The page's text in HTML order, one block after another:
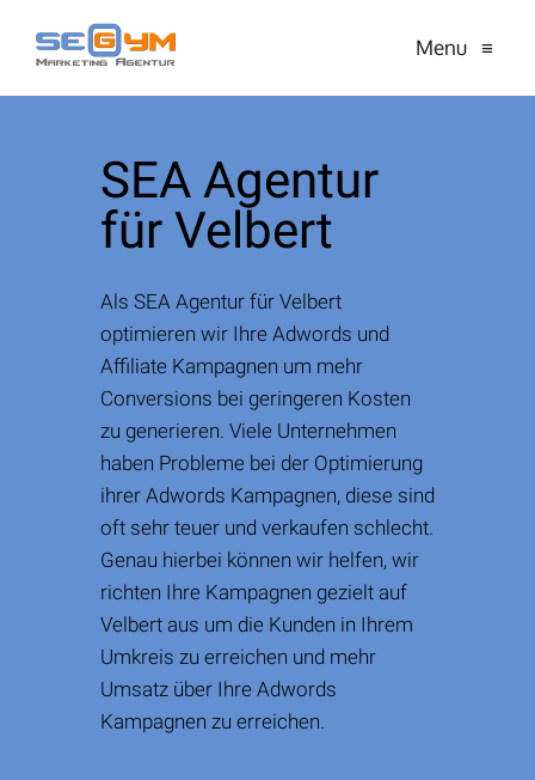
Menu ≡
SEA Agentur
für Velbert
Als SEA Agentur für Velbert
optimieren wir Ihre Adwords und
Affiliate Kampagnen um mehr
Conversions bei geringeren Kosten
zu generieren. Viele Unternehmen
haben Probleme bei der Optimierung
ihrer Adwords Kampagnen, diese sind
oft sehr teuer und verkaufen schlecht.
Genau hierbei können wir helfen, wir
richten Ihre Kampagnen gezielt auf
Velbert aus um die Kunden in Ihrem
Umkreis zu erreichen und mehr
Umsatz über Ihre Adwords
Kampagnen zu erreichen.